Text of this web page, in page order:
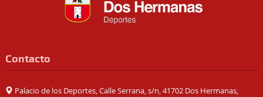
Contacto
Palacio de los Deportes, Calle Serrana, s/n, 41702 Dos Hermanas,